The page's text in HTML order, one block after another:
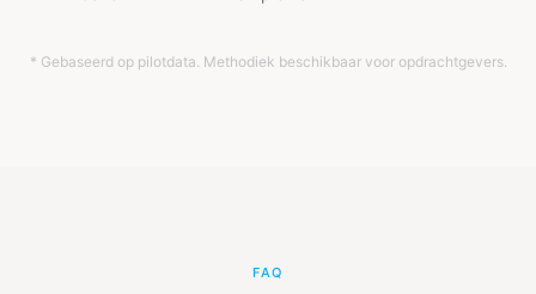
* Gebaseerd op pilotdata. Methodiek beschikbaar voor opdrachtgevers.
FAQ